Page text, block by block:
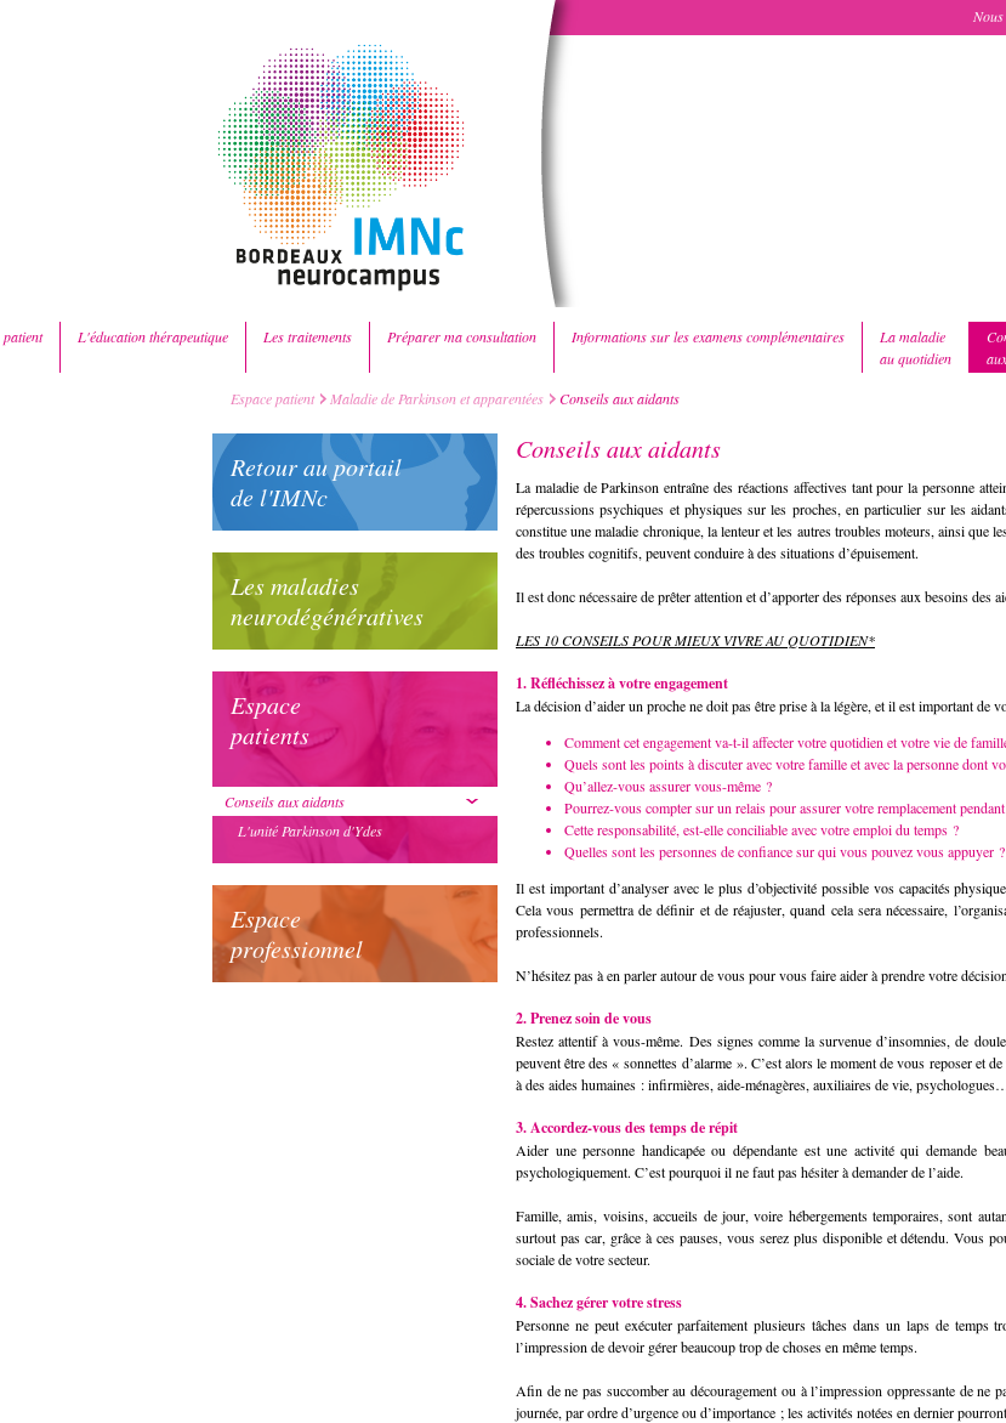
L'éducation thérapeutique Les traitements Préparer ma consultation Informations sur les examens complémentaires
La maladie
au quotidien
Espace patient Maladie de Parkinson et apparentées Conseils aux aidants
Retour au portail
de l'IMNc
Les maladies
neurodégénératives
Espace
patients
Conseils aux aidants
L'unité Parkinson d'Ydes
Espace
professionnel
Conseils aux aidants
La maladie de Parkinson entraîne des réactions affectives tant pour la personne
répercussions psychiques et physiques sur les proches, en particulier sur les
constitue une maladie chronique, la lenteur et les autres troubles moteurs, ainsi que
des troubles cognitifs, peuvent conduire à des situations d’épuisement.
Il est donc nécessaire de prêter attention et d’apporter des réponses aux besoins des
LES 10 CONSEILS POUR MIEUX VIVRE AU QUOTIDIEN*
1. Réfléchissez à votre engagement
La décision d’aider un proche ne doit pas être prise à la légère, et il est important
Comment cet engagement va-t-il affecter votre quotidien et votre vie de
Quels sont les points à discuter avec votre famille et avec la personne dont
Qu’allez-vous assurer vous-même ?
Pourrez-vous compter sur un relais pour assurer votre remplacement
Cette responsabilité, est-elle conciliable avec votre emploi du temps ?
Quelles sont les personnes de confiance sur qui vous pouvez vous appuyer ?
Il est important d’analyser avec le plus d’objectivité possible vos capacités
Cela vous permettra de définir et de réajuster, quand cela sera nécessaire,
professionnels.
N’hésitez pas à en parler autour de vous pour vous faire aider à prendre votre
2. Prenez soin de vous
Restez attentif à vous-même. Des signes comme la survenue d’insomnies, de
peuvent être des « sonnettes d’alarme ». C’est alors le moment de vous reposer et
à des aides humaines : infirmières, aide-ménagères, auxiliaires de vie,
3. Accordez-vous des temps de répit
Aider une personne handicapée ou dépendante est une activité qui demande
psychologiquement. C’est pourquoi il ne faut pas hésiter à demander de l’aide.
Famille, amis, voisins, accueils de jour, voire hébergements temporaires, sont
surtout pas car, grâce à ces pauses, vous serez plus disponible et détendu. Vous
sociale de votre secteur.
4. Sachez gérer votre stress
Personne ne peut exécuter parfaitement plusieurs tâches dans un laps de
l’impression de devoir gérer beaucoup trop de choses en même temps.
Afin de ne pas succomber au découragement ou à l’impression oppressante de
journée, par ordre d’urgence ou d’importance ; les activités notées en dernier